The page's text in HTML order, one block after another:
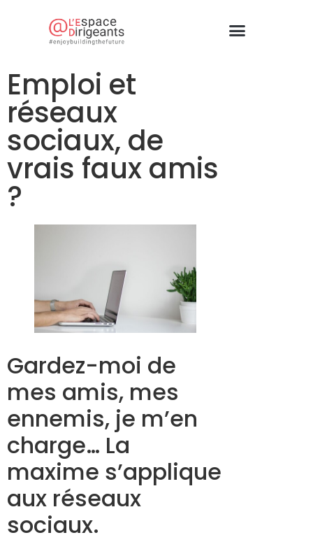
Emploi et
réseaux
sociaux, de
vrais faux amis
?
Gardez-moi de
mes amis, mes
ennemis, je m’en
charge… La
maxime s’applique
aux réseaux
sociaux.